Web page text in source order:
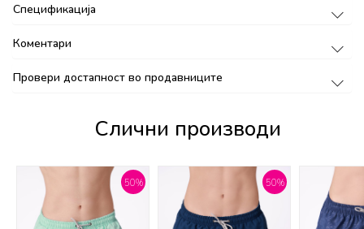
Спецификација
Коментари
Провери достапност во продавниците
Слични производи
50% 50%